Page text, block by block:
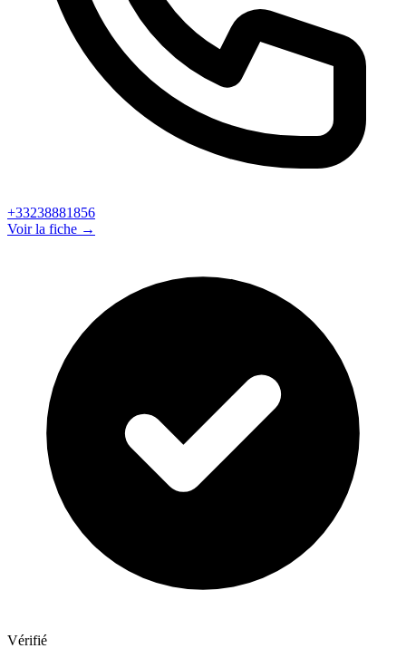
+33238881856
Voir la fiche →
Vérifié